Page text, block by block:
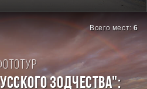
Всего мест:6
ЗОДЧЕСТВА":